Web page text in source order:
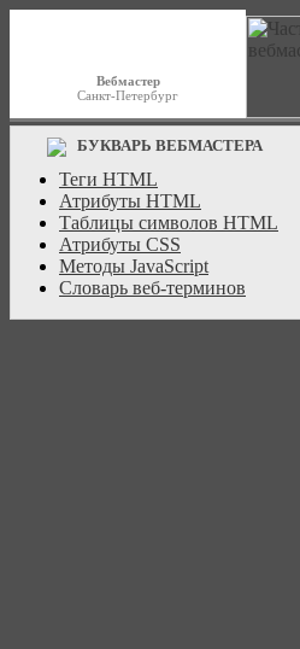
Вебмастер
Санкт-Петербург
БУКВАРЬ ВЕБМАСТЕРА
Теги HTML
Атрибуты HTML
Таблицы символов HTML
Атрибуты CSS
Методы JavaScript
Словарь веб-терминов